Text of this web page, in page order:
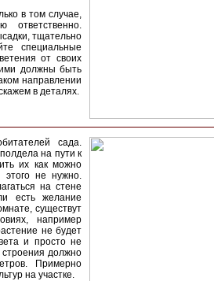
в том случае,
тщательно
специальные
от своих
должны быть
направлении
в деталях.
сада.
на пути к
их как можно
этого не нужно.
на стене
есть желание
существут
например
не будет
и просто не
строения должно
Примерно
на участке.